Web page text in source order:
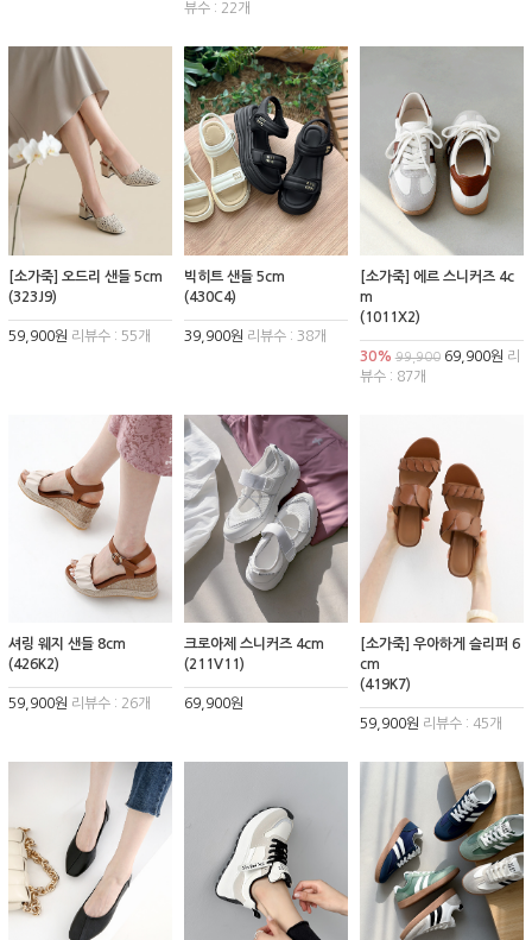
뷰수 : 22개
[소가죽] 오드리 샌들 5cm
(323J9)
59,900원 리뷰수 : 55개
빅히트 샌들 5cm
(430C4)
39,900원 리뷰수 : 38개
[소가죽] 에르 스니커즈 4c
m
(1011X2)
30% 99,90069,900원 리
뷰수 : 87개
셔링 웨지 샌들 8cm
(426K2)
59,900원 리뷰수 : 26개
크로아제 스니커즈 4cm
(211V11)
69,900원
[소가죽] 우아하게 슬리퍼 6
cm
(419K7)
59,900원 리뷰수 : 45개